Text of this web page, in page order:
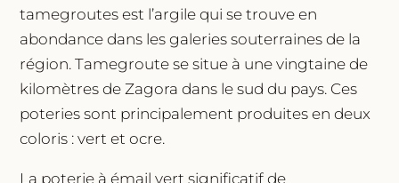
tamegroutes est l’argile qui se trouve en
abondance dans les galeries souterraines de la
région. Tamegroute se situe à une vingtaine de
kilomètres de Zagora dans le sud du pays. Ces
poteries sont principalement produites en deux
coloris : vert et ocre.
La poterie à émail vert significatif de